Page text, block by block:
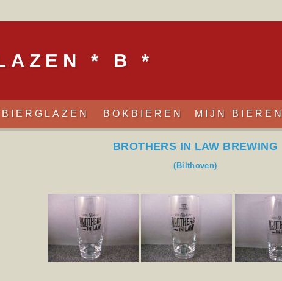
* B *
BIERGLAZEN BOKBIEREN MIJN BIEREN
BROTHERS IN LAW BREWING
(Bilthoven)